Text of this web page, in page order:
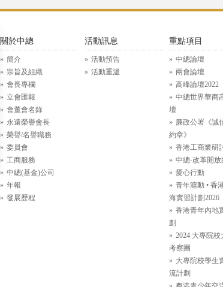
關於中總
簡介
宗旨及組織
會長專欄
立會匯報
會董會名錄
永遠榮譽會長
榮譽/名譽職務
委員會
工商服務
中總(基金)公司
年報
發展歷程
活動訊息
活動預告
活動重溫
重點項目
中總論壇
兩會論壇
高峰論壇2022
中總世界華商
壇
廉政公署《誠
約章》
香港工商業研
中總-改革開放
愛心行動
青年滬動 • 香
海實習計劃2026
香港青年內地
劃
2024 大專院校
考察團
大專院校學生
流計劃